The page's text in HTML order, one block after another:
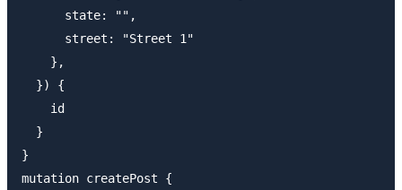
      state: "",
      street: "Street 1"
    },
  }) {
    id
  }
}
mutation createPost {